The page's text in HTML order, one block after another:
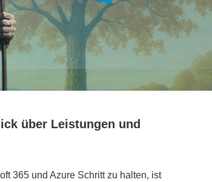
über Leistungen und
365 und Azure Schritt zu halten, ist